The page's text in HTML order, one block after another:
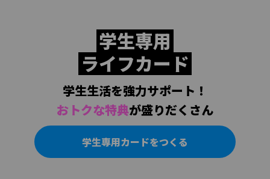
学生専用
ライフカード
学生生活を強力サポート！
おトクな特典が盛りだくさん
学生専用カードをつくる